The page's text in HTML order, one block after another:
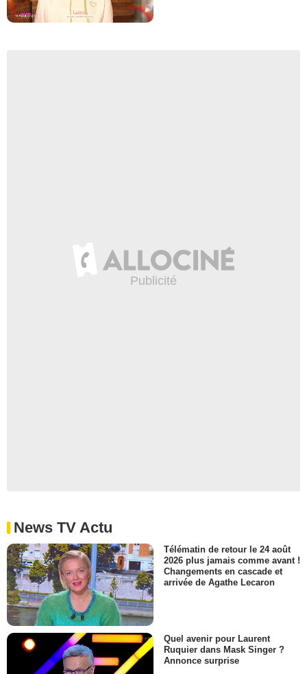
News TV Actu
Télématin de retour le 24 août
2026 plus jamais comme avant !
Changements en cascade et
arrivée de Agathe Lecaron
Quel avenir pour Laurent
Ruquier dans Mask Singer ?
Annonce surprise